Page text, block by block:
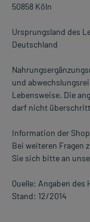
50858 Köln
Ursprungsland des
Deutschland
und
Lebensweise. Die
darf nicht
Information der
Bei weiteren Fragen
Sie sich bitte an
Quelle: Angaben des
Stand: 12/2014